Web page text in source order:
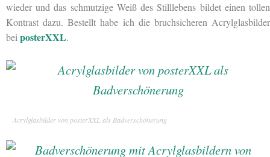
wieder und das schmutzige Weiß des Stilllebens bildet einen tollen
Kontrast dazu. Bestellt habe ich die bruchsicheren Acrylglasbilder
bei posterXXL.
Acrylglasbilder von posterXXL als Badverschönerung